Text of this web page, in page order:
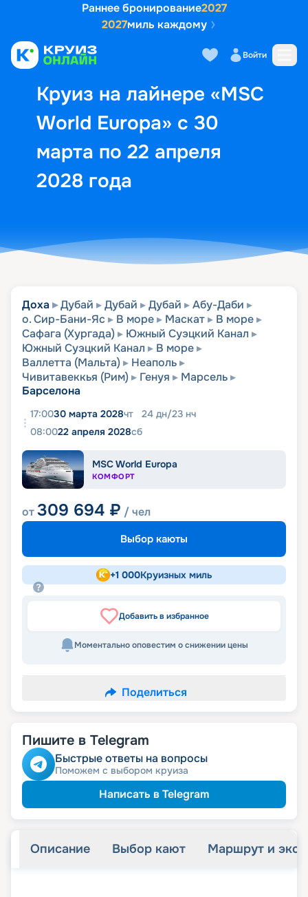
Раннее бронирование2027
2027миль каждому
Войти
Круиз на лайнере «MSC
World Europa» с 30
марта по 22 апреля
2028 года
Выбор кают Маршрут и
Доха Дубай Дубай Дубай
Абу-Даби
о. Сир-Бани-Яс
В море Маскат
В море
Сафага (Хургада)
Южный Суэцкий Канал
Южный Суэцкий Канал
В море
Валлетта (Мальта)
Неаполь
Чивитавеккья (Рим)
Генуя
Марсель
Барселона
17:0030 марта 2028чт 24 дн/23 нч
08:0022 апреля 2028сб
MSC World Europa
КОМФОРТ
от309 694 ₽ / чел
Выбор каюты
+1 000Круизных миль
Добавить в избранное
Моментально оповестим о снижении цены
Поделиться
Пишите в Telegram
Быстрые ответы на вопросы
Поможем с выбором круиза
Написать в Telegram
Описание Выбор кают Маршрут и